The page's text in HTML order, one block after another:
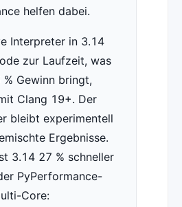
helfen dabei.
Interpreter in 3.14
zur Laufzeit, was
Gewinn bringt,
Clang 19+. Der
bleibt experimentell
Ergebnisse.
3.14 27 % schneller
PyPerformance-
Core: